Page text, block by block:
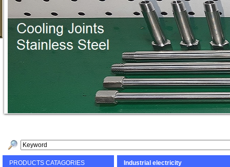
PRODUCTS CATAGORIES Industrial electricity